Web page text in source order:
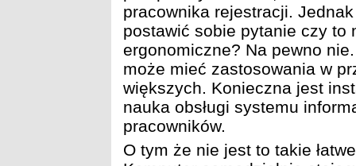
pracownika rejestracji.
postawić sobie pytanie czy to
ergonomiczne? Na pewno
może mieć zastosowania w
większych. Konieczna jest
nauka obsługi systemu
pracowników.
O tym że nie jest to takie